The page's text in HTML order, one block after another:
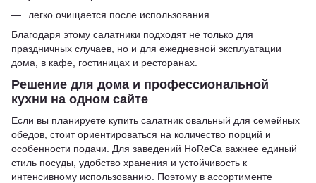
легко очищается после использования.
Благодаря этому салатники подходят не только для
праздничных случаев, но и для ежедневной эксплуатации
дома, в кафе, гостиницах и ресторанах.
Решение для дома и профессиональной
кухни на одном сайте
Если вы планируете купить салатник овальный для семейных
обедов, стоит ориентироваться на количество порций и
особенности подачи. Для заведений HoReCa важнее единый
стиль посуды, удобство хранения и устойчивость к
интенсивному использованию. Поэтому в ассортименте